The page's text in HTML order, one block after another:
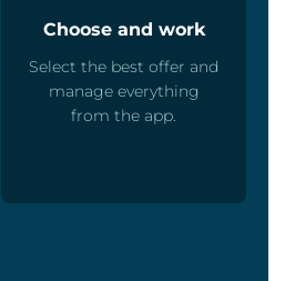
Choose and work
Select the best offer and
manage everything
from the app.